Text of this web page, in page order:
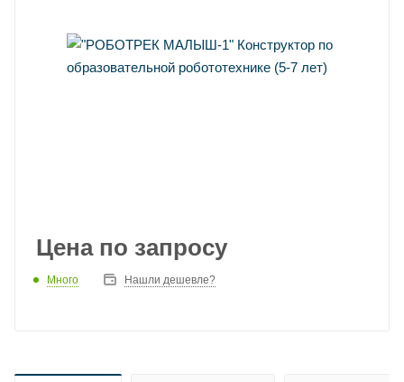
Цена по запросу
Много Нашли дешевле?